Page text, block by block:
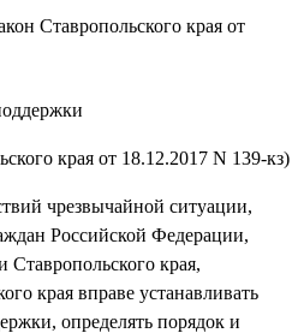
Ставропольского края от
края от 18.12.2017 N 139-кз)
чрезвычайной ситуации,
Российской Федерации,
края,
края вправе устанавливать
определять порядок и